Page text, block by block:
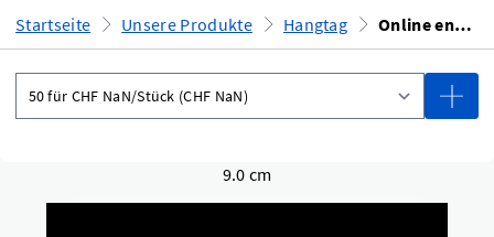
Startseite Unsere Produkte Hangtag Online entwerfen
9.0 cm